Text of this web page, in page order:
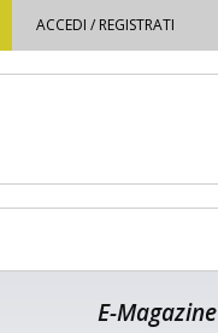
ACCEDI / REGISTRATI
E-Magazine